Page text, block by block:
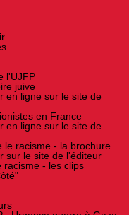
l'UJFP
juive
en ligne sur le site de
en France
en ligne sur le site de
le racisme - la brochure
sur le site de l'éditeur
racisme - les clips